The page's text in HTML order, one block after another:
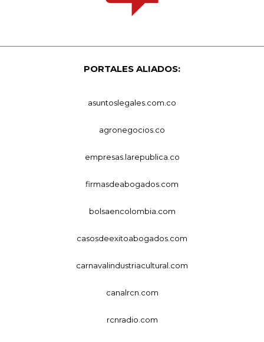
PORTALES ALIADOS:
asuntoslegales.com.co
agronegocios.co
empresas.larepublica.co
firmasdeabogados.com
bolsaencolombia.com
casosdeexitoabogados.com
carnavalindustriacultural.com
canalrcn.com
rcnradio.com